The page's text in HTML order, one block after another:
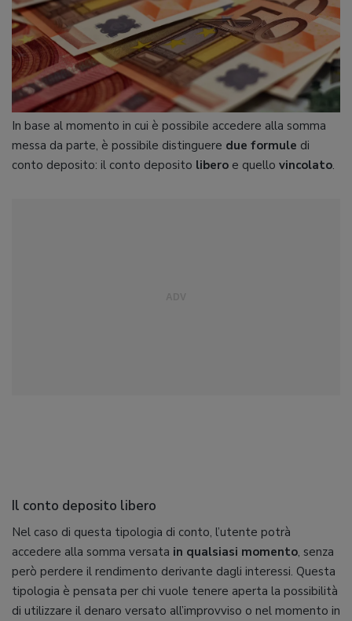
In base al momento in cui è possibile accedere alla somma
messa da parte, è possibile distinguere due formule di
conto deposito: il conto deposito libero e quello vincolato.
Il conto deposito libero
Nel caso di questa tipologia di conto, l’utente potrà
accedere alla somma versata in qualsiasi momento, senza
però perdere il rendimento derivante dagli interessi. Questa
tipologia è pensata per chi vuole tenere aperta la possibilità
di utilizzare il denaro versato all’improvviso o nel momento in